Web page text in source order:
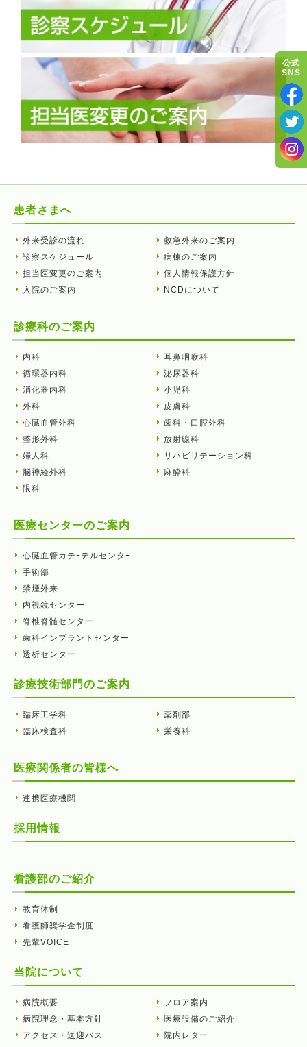
患者さまへ
外来受診の流れ
診察スケジュール
担当医変更のご案内
入院のご案内
救急外来のご案内
病棟のご案内
個人情報保護方針
NCDについて
診療科のご案内
内科
循環器内科
消化器内科
外科
心臓血管外科
整形外科
婦人科
脳神経外科
眼科
耳鼻咽喉科
泌尿器科
小児科
皮膚科
歯科・口腔外科
放射線科
リハビリテーション科
麻酔科
医療センターのご案内
心臓血管カテｰテルセンタｰ
手術部
禁煙外来
内視鏡センター
脊椎脊髄センター
歯科インプラントセンター
透析センター
診療技術部門のご案内
臨床工学科
臨床検査科
薬剤部
栄養科
医療関係者の皆様へ
連携医療機関
採用情報
看護部のご紹介
教育体制
看護師奨学金制度
先輩VOICE
当院について
病院概要
病院理念・基本方針
アクセス・送迎バス
フロア案内
医療設備のご紹介
院内レター
公式
SNS